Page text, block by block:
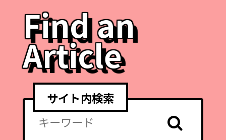
Find an
Article
サイト内検索